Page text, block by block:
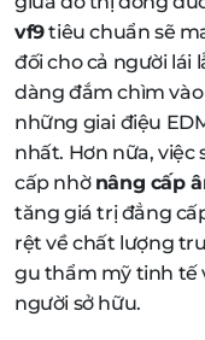
vf9tiêu chuẩn sẽ
đối cho cả người lái
dàng đắm chìm
những giai điệu
nhất. Hơn nữa,
cấp nhờ nâng cấp
tăng giá trị đẳng
rệt về chất lượng
gu thẩm mỹ tinh tế
người sở hữu.